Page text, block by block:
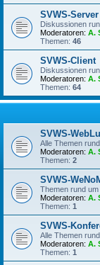
SVWS-Server
Diskussionen
Moderatoren: A.
Themen: 46
SVWS-Client
Diskussionen
Moderatoren: A.
Themen: 64
SVWS-
Alle Themen
Moderatoren: A.
Themen: 2
SVWS-
Themen rund
Moderatoren: A.
Themen: 1
SVWS-
Alle Themen
Moderatoren: A.
Themen: 1